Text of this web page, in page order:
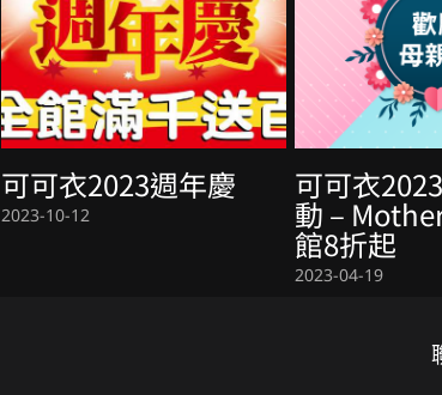
可可衣2023週年慶
2023-10-12
可可衣
動 –
館8折起
2023-04-19